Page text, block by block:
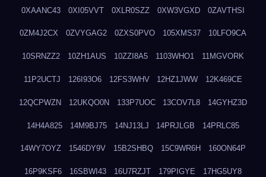
0XAANC43 0XI05VVT 0XLR0SZZ 0XW3VGXD 0ZAVTHSI
0ZM4J2CX 0ZVYGAG2 0ZXS0PVO 105XMS37 10LFO9CA
10SRNZZ2 10ZH1AUS 10ZZI8A5 1103WHO1 11MGVORK
11P2UCTJ 126I93O6 12FS3WHV 12HZ1JWW 12K469CE
12QCPWZN 12UKQO0N 133P7UOC 13COV7L8 14GYHZ3D
14H4A825 14M9BJ75 14NJ13LJ 14PRJLGB 14PRLC85
14WY7OYZ 1546DY9V 15B2SHBQ 15C9WR6H 160ON64P
16P9KSF6 16SBWI43 16U7RZJT 179PIGYE 17HG5UY8